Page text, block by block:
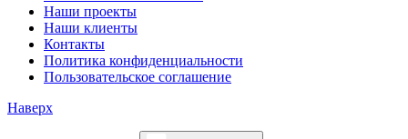
Наши проекты
Наши клиенты
Контакты
Политика конфиденциальности
Пользовательское соглашение
Наверх